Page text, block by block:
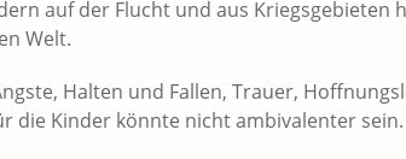
auf der Flucht und aus Kriegsgebieten
Welt.
Halten und Fallen, Trauer,
die Kinder könnte nicht ambivalenter sein.